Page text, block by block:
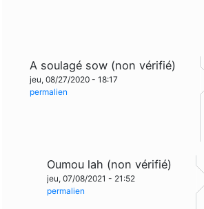
A soulagé sow (non vérifié)
jeu, 08/27/2020 - 18:17
permalien
Oumou lah (non vérifié)
jeu, 07/08/2021 - 21:52
permalien